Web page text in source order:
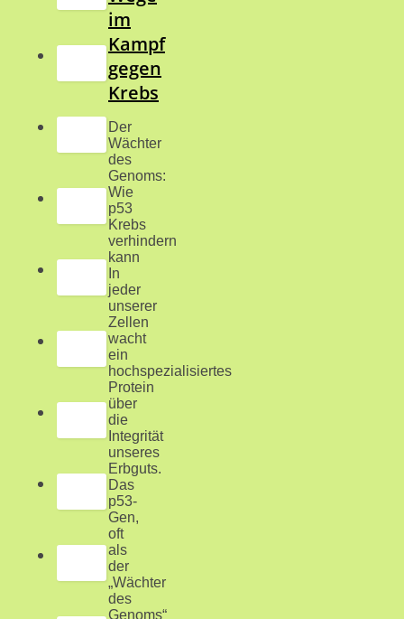
im
Kampf
gegen
Krebs
Der
Wächter
des
Genoms:
Wie
p53
Krebs
verhindern
kann
In
jeder
unserer
Zellen
wacht
ein
hochspezialisiertes
Protein
über
die
Integrität
unseres
Erbguts.
Das
p53-
Gen,
oft
als
der
„Wächter
des
Genoms“